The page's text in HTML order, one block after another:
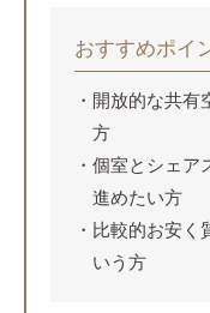
おすすめポイ
開放的な共有
方
個室とシェア
進めたい方
比較的お安く
いう方